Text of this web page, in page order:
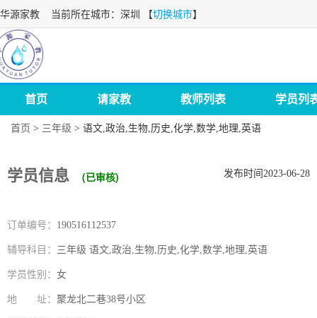
华源家教 当前所在城市：深圳 【切换城市】
首页 请家教 教师列表 学员列
首页 > 三年级 > 语文,政治,生物,历史,化学,数学,地理,英语
学员信息 (已审核) 发布时间2023-06-28
订单编号： 190516112537
辅导科目： 三年级 语文,政治,生物,历史,化学,数学,地理,英语
学员性别： 女
地 址： 聚龙北二巷38号小区